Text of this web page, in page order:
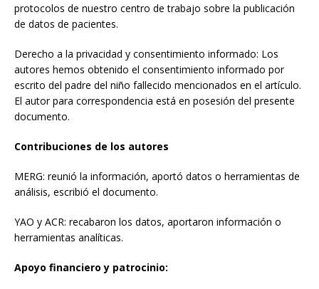
protocolos de nuestro centro de trabajo sobre la publicación
de datos de pacientes.
Derecho a la privacidad y consentimiento informado: Los
autores hemos obtenido el consentimiento informado por
escrito del padre del niño fallecido mencionados en el artículo.
El autor para correspondencia está en posesión del presente
documento.
Contribuciones de los autores
MERG: reunió la información, aportó datos o herramientas de
análisis, escribió el documento.
YAO y ACR: recabaron los datos, aportaron información o
herramientas analíticas.
Apoyo financiero y patrocinio: